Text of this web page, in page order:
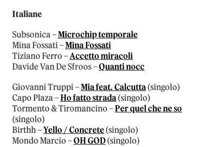
Italiane
Subsonica –Microchip temporale
Mina Fossati –Mina Fossati
Tiziano Ferro –Accetto miracoli
Davide Van De Sfroos –Quanti nocc
Giovanni Truppi –Mia feat. Calcutta(singolo)
Capo Plaza –Ho fatto strada(singolo)
Tormento & Tiromancino –Per quel che ne so
(singolo)
Birthh –Yello / Concrete(singolo)
Mondo Marcio –OH GOD(singolo)